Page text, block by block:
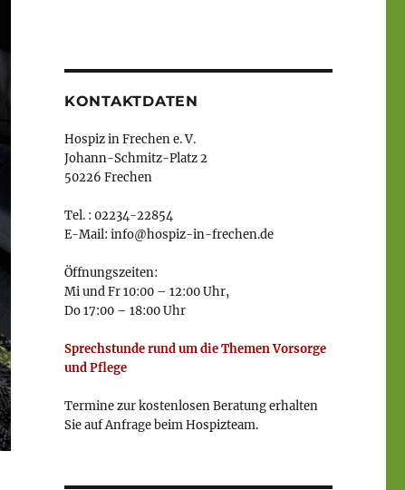
KONTAKTDATEN
Hospiz in Frechen e. V.
Johann-Schmitz-Platz 2
50226 Frechen
Tel. : 02234-22854
E-Mail: info@hospiz-in-frechen.de
Öffnungszeiten:
Mi und Fr 10:00 – 12:00 Uhr,
Do 17:00 – 18:00 Uhr
Sprechstunde rund um die Themen Vorsorge
und Pflege
Termine zur kostenlosen Beratung erhalten
Sie auf Anfrage beim Hospizteam.